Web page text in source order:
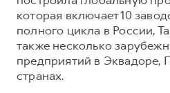
которая включает 10
полного цикла в России,
также несколько
предприятий в Эквадоре,
странах.